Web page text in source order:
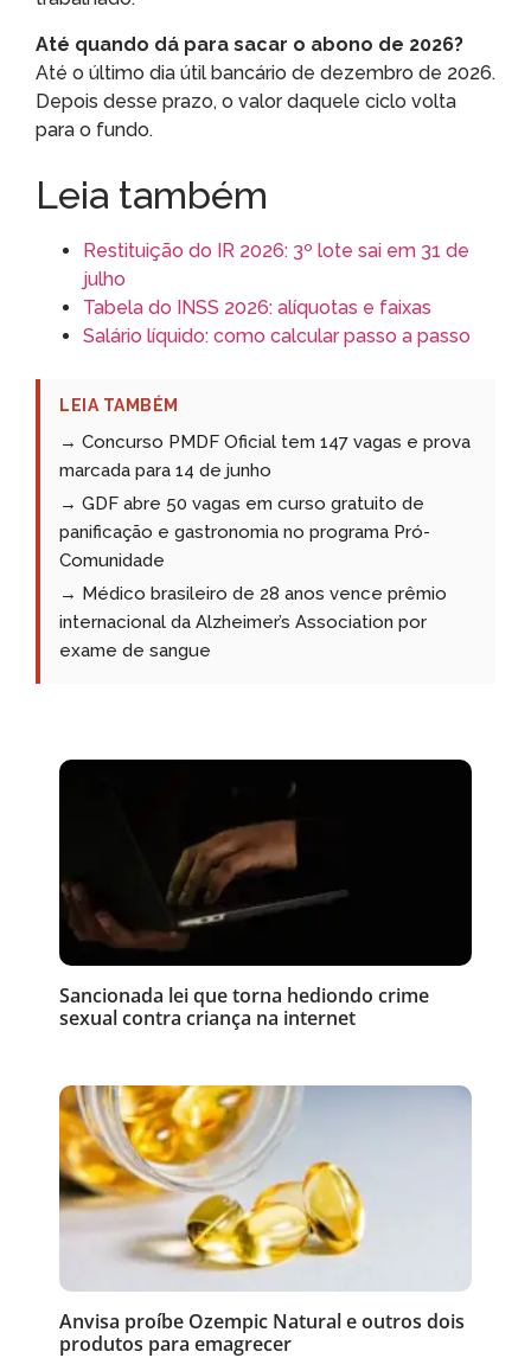
Até quando dá para sacar o abono de 2026?
Até o último dia útil bancário de dezembro de 2026.
Depois desse prazo, o valor daquele ciclo volta
para o fundo.
Leia também
Restituição do IR 2026: 3º lote sai em 31 de
julho
Tabela do INSS 2026: alíquotas e faixas
Salário líquido: como calcular passo a passo
LEIA TAMBÉM
→ Concurso PMDF Oficial tem 147 vagas e prova
marcada para 14 de junho
→ GDF abre 50 vagas em curso gratuito de
panificação e gastronomia no programa Pró-
Comunidade
→ Médico brasileiro de 28 anos vence prêmio
internacional da Alzheimer’s Association por
exame de sangue
Sancionada lei que torna hediondo crime
sexual contra criança na internet
Anvisa proíbe Ozempic Natural e outros dois
produtos para emagrecer